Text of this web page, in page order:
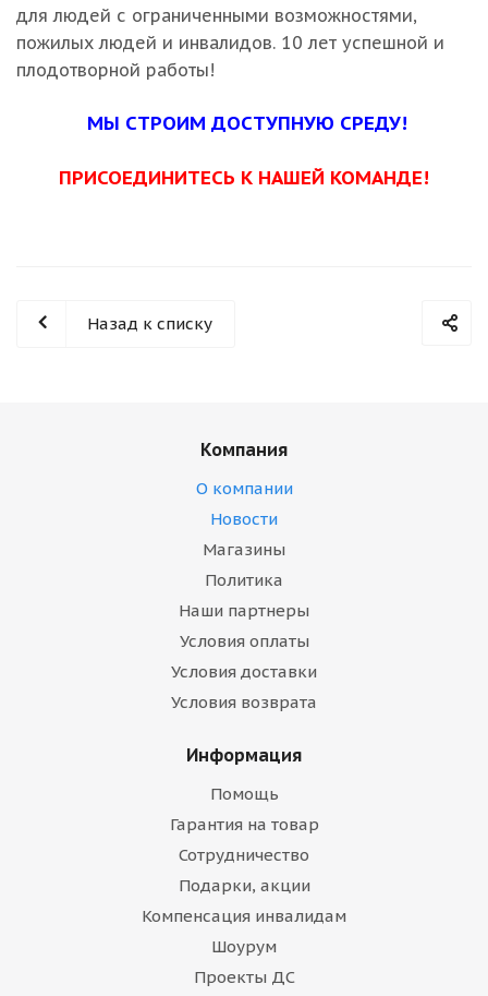
для людей с ограниченными возможностями,
пожилых людей и инвалидов. 10 лет успешной и
плодотворной работы!
МЫ СТРОИМ ДОСТУПНУЮ СРЕДУ!
ПРИСОЕДИНИТЕСЬ К НАШЕЙ КОМАНДЕ!
Назад к списку
Компания
О компании
Новости
Магазины
Политика
Наши партнеры
Условия оплаты
Условия доставки
Условия возврата
Информация
Помощь
Гарантия на товар
Сотрудничество
Подарки, акции
Компенсация инвалидам
Шоурум
Проекты ДС